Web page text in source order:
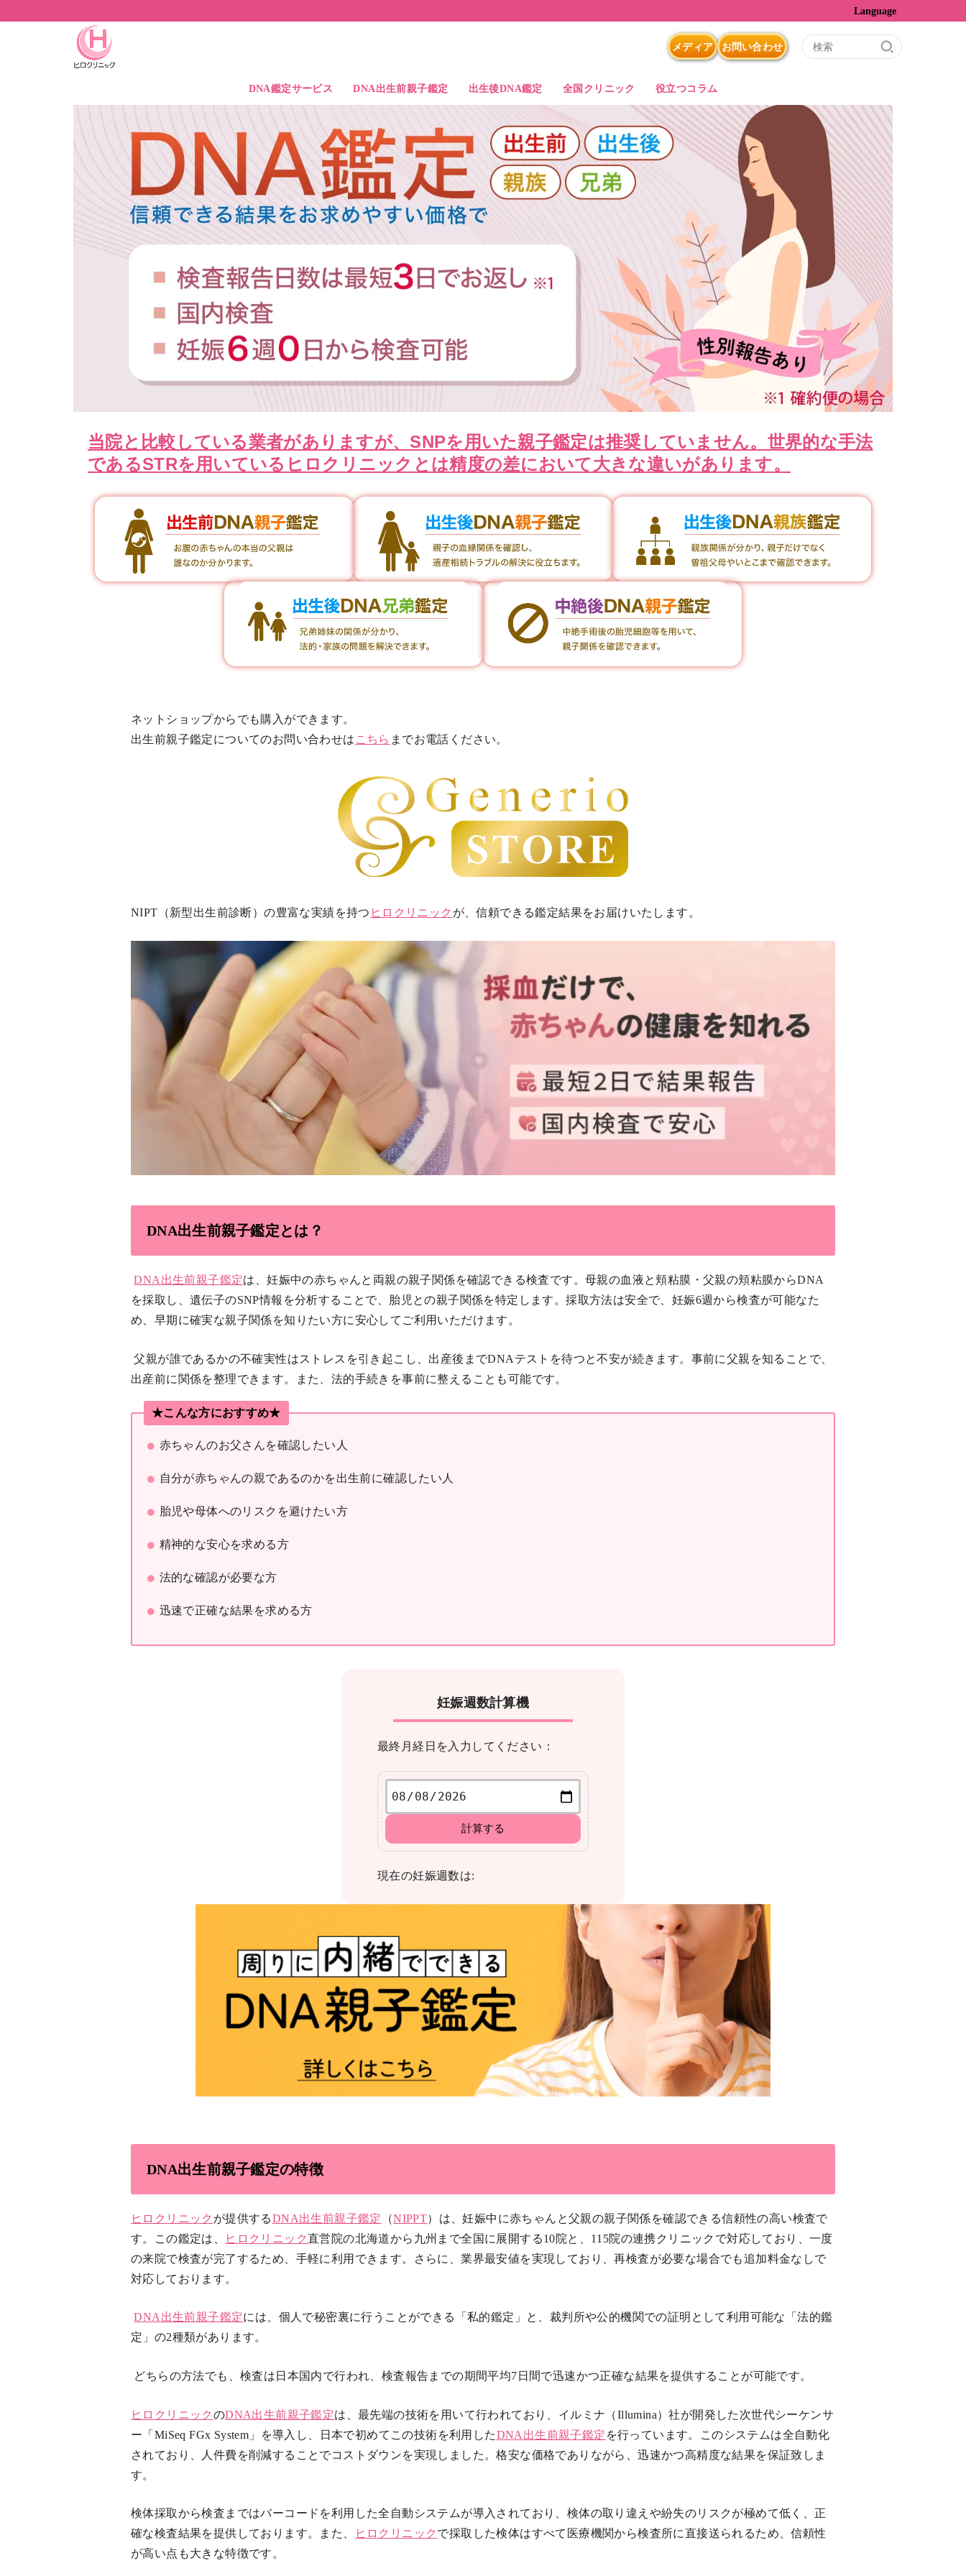
Language
メディア お問い合わせ
DNA鑑定サービス
DNA鑑定価格
DNA保管サービス
遺伝子検査とは
DNA出生前親子鑑定 出生後DNA鑑定 全国クリニック 役立つコラム
当院と比較している業者がありますが、SNPを用いた親子鑑定は推奨していません。世界的な手法
であるSTRを用いているヒロ クリニックとは精度の差において大きな違いがあります。
ネットショップからでも購入ができます。
出生前親子鑑定についてのお問い合わせは こちら までお電話ください。
NIPT（新型出生前診断）の豊富な実績を持つ ヒロクリニック が、信頼できる鑑定結果をお届けいたします。
DNA出生前親子鑑定とは？
DNA出生前親子鑑定は、妊娠中の赤ちゃんと両親の親子関係を確認できる検査です。母親の血液と頬粘膜・父親の頬粘膜からDNA
を採取し、遺伝子のSNP情報を分析することで、胎児との親子関係を特定します。採取方法は安全で、妊娠6週から検査が可能なた
め、早期に確実な親子関係を知りたい方に安心してご利用いただけます。
父親が誰であるかの不確実性はストレスを引き起こし、出産後までDNAテストを待つと不安が続きます。事前に父親を知ることで、
出産前に関係を整理できます。また、法的手続きを事前に整えることも可能です。
★こんな方におすすめ★
赤ちゃんのお父さんを確認したい人
自分が赤ちゃんの親であるのかを出生前に確認したい人
胎児や母体へのリスクを避けたい方
精神的な安心を求める方
法的な確認が必要な方
迅速で正確な結果を求める方
妊娠週数計算機
最終月経日を入力してください：
計算する
現在の妊娠週数は:
DNA出生前親子鑑定の特徴
ヒロクリニック が提供するDNA出生前親子鑑定 （NIPPT）は、妊娠中に赤ちゃんと父親の親子関係を確認できる信頼性の高い検査で
す。この鑑定は、
ヒロクリニック直営院の北海道から九州まで全国に展開する10院と、115院の連携クリニックで対応しており、一度
の来院で検査が完了するため、手軽に利用できます。さらに、業界最安値を実現しており、再検査が必要な場合でも追加料金なしで
対応しております。
DNA出生前親子鑑定には、個人で秘密裏に行うことができる「私的鑑定」と、裁判所や公的機関での証明として利用可能な「法的鑑
定」の2種類があります。
どちらの方法でも、検査は日本国内で行われ、検査報告までの期間平均7日間で迅速かつ正確な結果を提供することが可能です。
ヒロクリニック のDNA出生前親子鑑定は、最先端の技術を用いて行われており、イルミナ（Illumina）社が開発した次世代シーケンサ
ー「MiSeq FGx System」を導入し、日本で初めてこの技術を利用したDNA出生前親子鑑定 を行っています。このシステムは全自動化
されており、人件費を削減することでコストダウンを実現しました。格安な価格でありながら、迅速かつ高精度な結果を保証致しま
す。
検体採取から検査まではバーコードを利用した全自動システムが導入されており、検体の取り違えや紛失のリスクが極めて低く、正
確な検査結果を提供しております。また、
ヒロクリニック で採取した検体はすべて医療機関から検査所に直接送られるため、信頼性
が高い点も大きな特徴です。